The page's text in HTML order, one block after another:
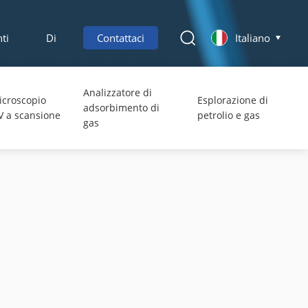
Di Contattaci Italiano
a scansione
Analizzatore di
adsorbimento di
gas
Esplorazione di
petrolio e gas